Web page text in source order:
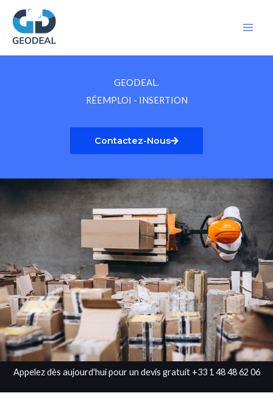
contenu
GEODEAL.
RÉEMPLOI - INSERTION
Contactez-Nous
Appelez dès aujourd'hui pour un devis gratuit +33 1 48 48 62 06